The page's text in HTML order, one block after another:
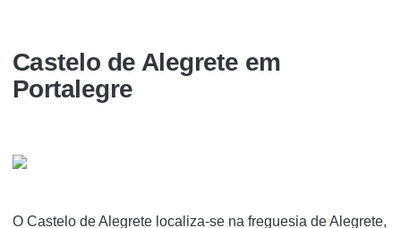
Castelo de Alegrete em
Portalegre
O Castelo de Alegrete localiza-se na freguesia de Alegrete,